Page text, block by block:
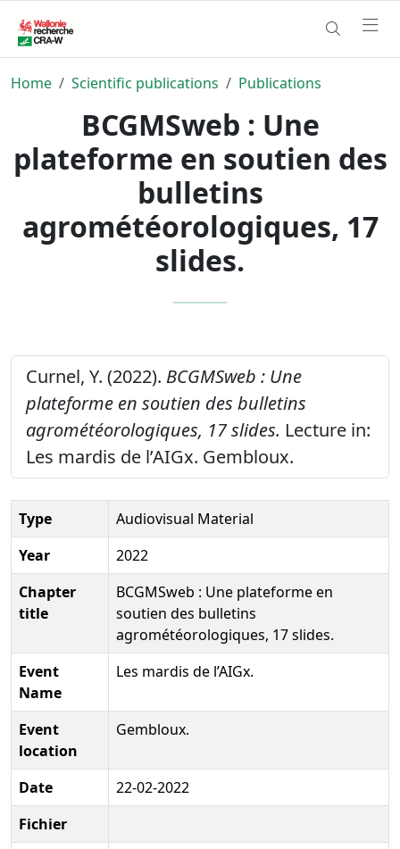
Home Scientific publications Publications
BCGMSweb : Une
plateforme en soutien des
bulletins
agrométéorologiques, 17
slides.
Curnel, Y. (2022). BCGMSweb : Une
plateforme en soutien des bulletins
agrométéorologiques, 17 slides. Lecture in:
Les mardis de l’AIGx. Gembloux.
Type
Audiovisual Material
Year
2022
Chapter
title
BCGMSweb : Une plateforme en
soutien des bulletins
agrométéorologiques, 17 slides.
Event
Name
Les mardis de l’AIGx.
Event
location
Gembloux.
Date
22-02-2022
Fichier